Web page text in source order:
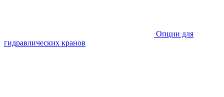
Опции для
гидравлических кранов